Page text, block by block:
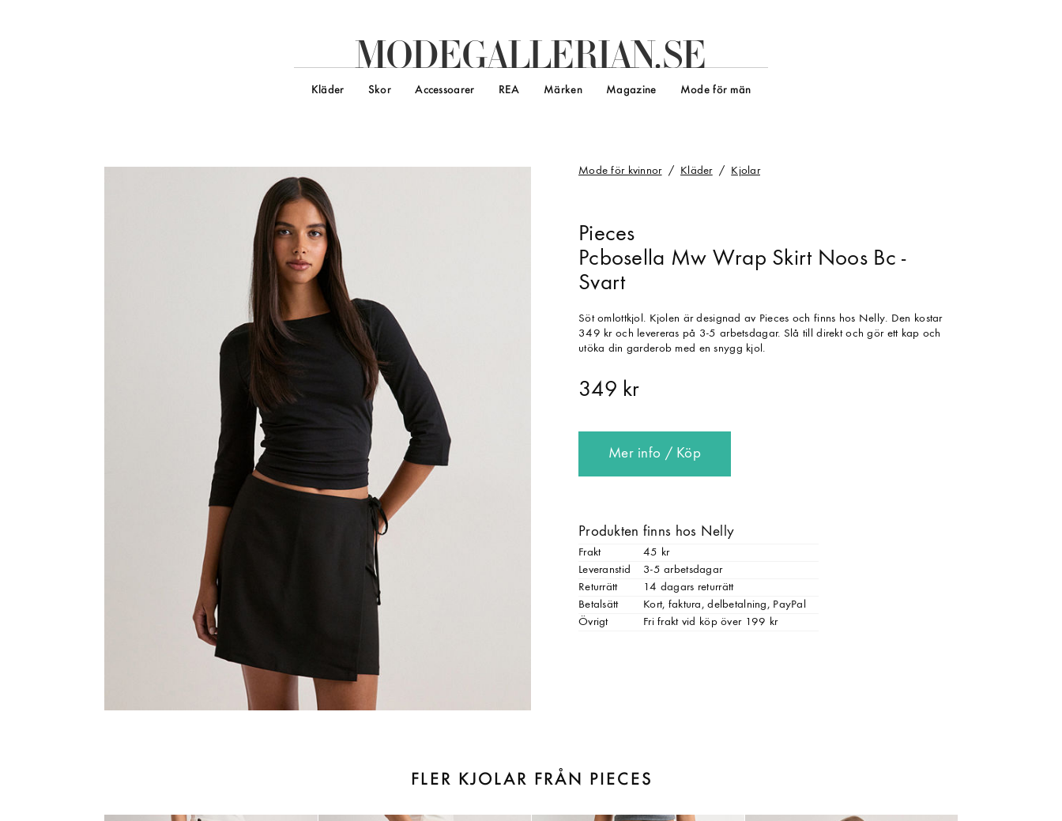
MODEGALLERIAN.SE
Kläder Skor Accessoarer REA Märken Magazine Mode för män
Mode för kvinnor Kläder Kjolar
Pieces
Pcbosella Mw Wrap Skirt Noos Bc -
Svart
Söt omlottkjol. Kjolen är designad av Pieces och finns hos Nelly. Den kostar
349 kr och levereras på 3-5 arbetsdagar. Slå till direkt och gör ett kap och
utöka din garderob med en snygg kjol.
349 kr
Mer info / Köp
Produkten finns hos Nelly
Frakt
45 kr
Leveranstid
3-5 arbetsdagar
Returrätt
14 dagars returrätt
Betalsätt
Kort, faktura, delbetalning, PayPal
Övrigt
Fri frakt vid köp över 199 kr
FLER KJOLAR FRÅN PIECES